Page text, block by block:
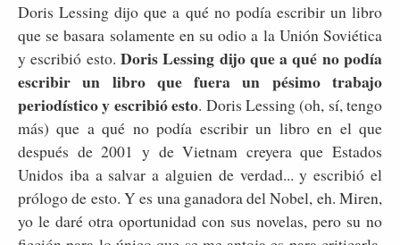
Doris Lessing dijo que a qué no podía escribir un libro
que se basara solamente en su odio a la Unión Soviética
y escribió esto. Doris Lessing dijo que a qué no podía
escribir un libro que fuera un pésimo trabajo
periodístico y escribió esto. Doris Lessing (oh, sí, tengo
más) que a qué no podía escribir un libro en el que
después de 2001 y de Vietnam creyera que Estados
Unidos iba a salvar a alguien de verdad... y escribió el
prólogo de esto. Y es una ganadora del Nobel, eh. Miren,
yo le daré otra oportunidad con sus novelas, pero su no